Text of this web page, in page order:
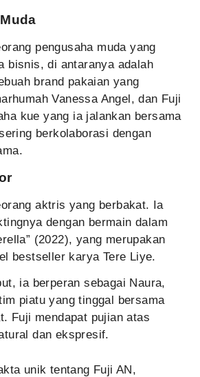
pengusaha muda yang
bisnis, di antaranya adalah
brand pakaian yang
Vanessa Angel, dan Fuji
kue yang ia jalankan bersama
berkolaborasi dengan
aktris yang berbakat. Ia
dengan bermain dalam
(2022), yang merupakan
bestseller karya Tere Liye.
ia berperan sebagai Naura,
piatu yang tinggal bersama
Fuji mendapat pujian atas
dan ekspresif.
unik tentang Fuji AN,